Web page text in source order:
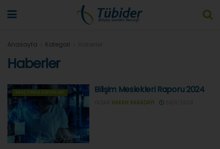
Anasayfa Kategori
Haberler
ARAŞTIRMA RAPORLARI Bilişim Meslekleri Raporu 2024
HAKAN KARADAYI